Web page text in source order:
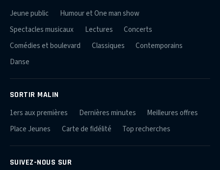
Jeune public
Humour et One man show
Spectacles musicaux
Lectures
Concerts
Comédies et boulevard
Classiques
Contemporains
Danse
SORTIR MALIN
1ers aux premières Dernières minutes
Meilleures offres
Place Jeunes
Carte de fidélité Top recherches
SUIVEZ-NOUS SUR